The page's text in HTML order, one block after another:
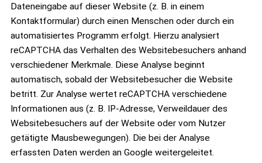
Dateneingabe auf dieser Website (z. B. in einem
Kontaktformular) durch einen Menschen oder durch ein
automatisiertes Programm erfolgt. Hierzu analysiert
reCAPTCHA das Verhalten des Websitebesuchers anhand
verschiedener Merkmale. Diese Analyse beginnt
automatisch, sobald der Websitebesucher die Website
betritt. Zur Analyse wertet reCAPTCHA verschiedene
Informationen aus (z. B. IP-Adresse, Verweildauer des
Websitebesuchers auf der Website oder vom Nutzer
getätigte Mausbewegungen). Die bei der Analyse
erfassten Daten werden an Google weitergeleitet.